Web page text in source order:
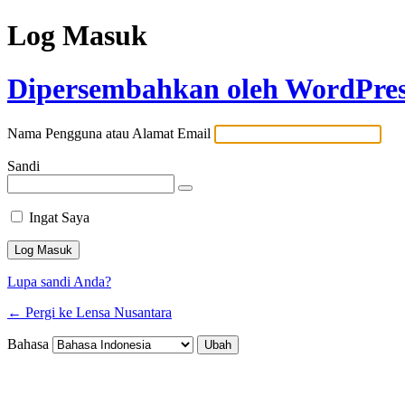
Log Masuk
Dipersembahkan oleh
Nama Pengguna atau Alamat Email
Sandi
Ingat Saya
Lupa sandi Anda?
← Pergi ke Lensa Nusantara
Bahasa